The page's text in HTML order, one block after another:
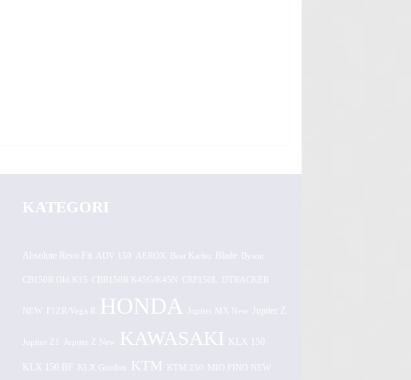
KATEGORI
Absolute Revo Fit ADV 150 AEROX Beat Karbu
CB150R Old K15 CBR150R K45G/K45N CRF150L DTRACKER
NEW F1ZR/Vega R HONDA Jupiter MX New Jupiter Z
Jupiter Z1 Jupiter Z New KAWASAKI KLX 150
KLX 150 BF KLX Gordon KTM KTM 250 MIO FINO NEW